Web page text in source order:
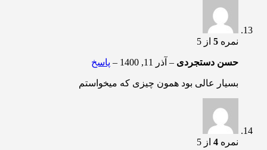
نمره 5 از 5
حسن دستجردی – آذر 11, 1400 – پاسخ
بسیار عالی بود همون چیزی که میخواستم
نمره 4 از 5